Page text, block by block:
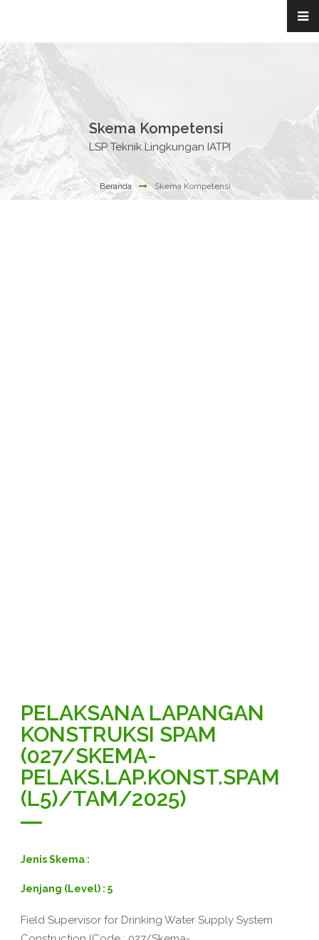
Skema Kompetensi
LSP Teknik Lingkungan IATPI
Beranda Skema Kompetensi
PELAKSANA LAPANGAN
KONSTRUKSI SPAM
(027/SKEMA-
PELAKS.LAP.KONST.SPAM
(L5)/TAM/2025)
Jenis Skema :
Jenjang (Level) : 5
Field Supervisor for Drinking Water Supply System